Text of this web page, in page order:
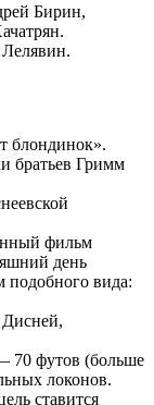
Бирин,
блондинок».
братьев Гримм
фильм
день
вида:
70 футов (больше
локонов.
ставится